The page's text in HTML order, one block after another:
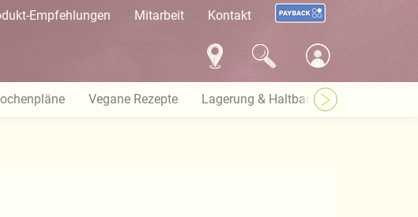
Empfehlungen Mitarbeit Kontakt
Vegane Rezepte Lagerung & Haltbarkeit